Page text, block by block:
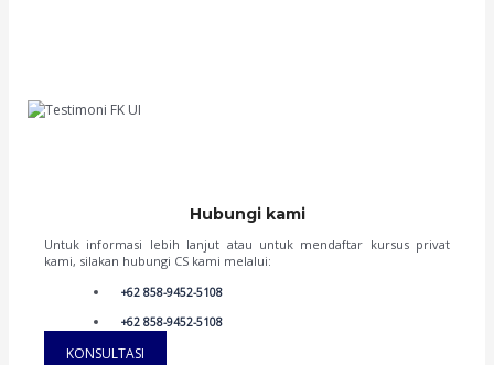
Hubungi kami
Untuk informasi lebih lanjut atau untuk mendaftar kursus privat
kami, silakan hubungi CS kami melalui:
+62 858-9452-5108
+62 858-9452-5108
KONSULTASI